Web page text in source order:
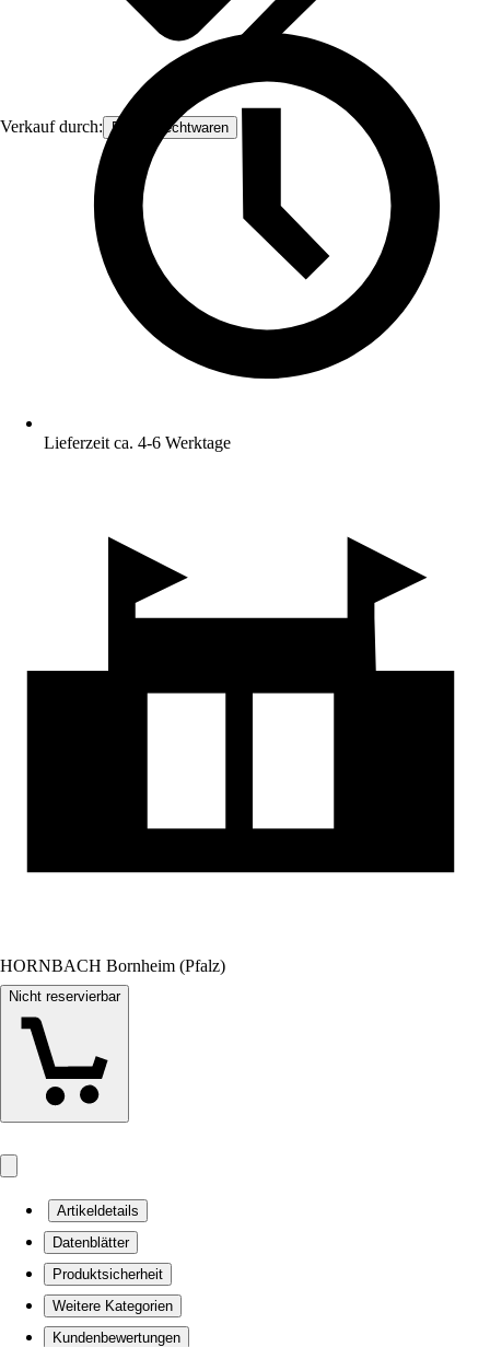
Verkauf durch: Frank Flechtwaren
Lieferzeit ca. 4-6 Werktage
HORNBACH Bornheim (Pfalz)
Nicht reservierbar
Artikeldetails
Datenblätter
Produktsicherheit
Weitere Kategorien
Kundenbewertungen